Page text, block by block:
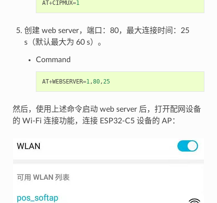
AT+CIPMUX=1
创建 web server，端口：80，最大连接时间：25
s（默认最大为 60 s）。
Command
AT+WEBSERVER=1,80,25
然后，使用上述命令启动 web server 后，打开配网设备
的 Wi-Fi 连接功能，连接 ESP32-C5 设备的 AP：